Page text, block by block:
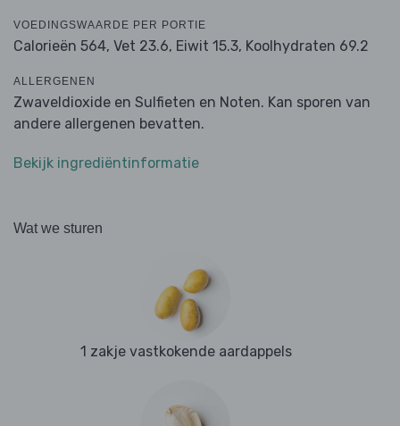
VOEDINGSWAARDE PER PORTIE
Calorieën 564, Vet 23.6, Eiwit 15.3, Koolhydraten 69.2
ALLERGENEN
Zwaveldioxide en Sulfieten en Noten. Kan sporen van
andere allergenen bevatten.
Bekijk ingrediëntinformatie
Wat we sturen
1 zakje vastkokende aardappels